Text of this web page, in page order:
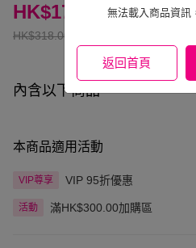
無法載入商品資訊
返回首頁
HK$318.00
HK$175.00
內含以下商品
本商品適用活動
VIP尊享 VIP 95折優惠
活動 滿HK$300.00加購區